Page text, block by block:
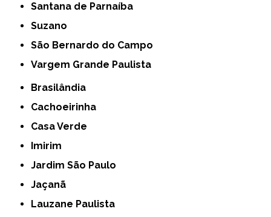
Santana de Parnaíba
Suzano
São Bernardo do Campo
Vargem Grande Paulista
Brasilândia
Cachoeirinha
Casa Verde
Imirim
Jardim São Paulo
Jaçanã
Lauzane Paulista